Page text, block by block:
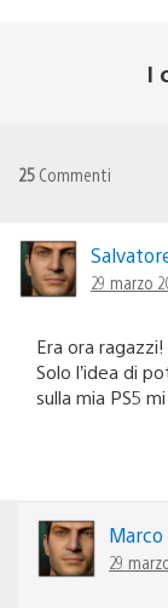
I
25 Commenti
29 marzo
Era ora ragazzi!
Solo l’idea di
sulla mia PS5
Marco
29